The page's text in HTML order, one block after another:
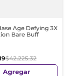
Age Defying 3X
Bare Buff
$42.225,32
Agregar